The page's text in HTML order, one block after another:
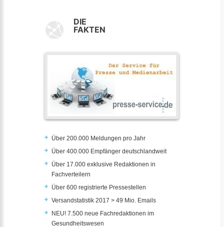
DIE
FAKTEN
Über 200.000 Meldungen pro Jahr
Über 400.000 Empfänger deutschlandweit
Über 17.000 exklusive Redaktionen in
Fachverteilern
Über 600 registrierte Pressestellen
Versandstatistik 2017 > 49 Mio. Emails
NEU! 7.500 neue Fachredaktionen im
Gesundheitswesen